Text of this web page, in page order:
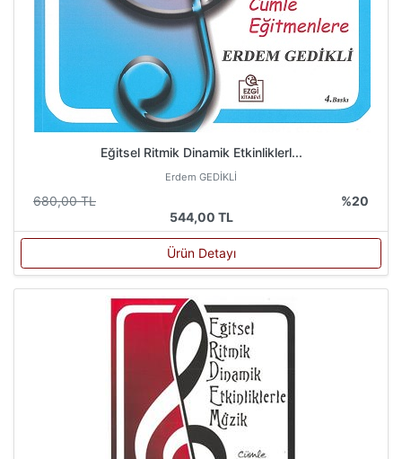
Eğitsel Ritmik Dinamik Etkinliklerl...
Erdem GEDİKLİ
680,00 TL
%20
544,00 TL
Ürün Detayı